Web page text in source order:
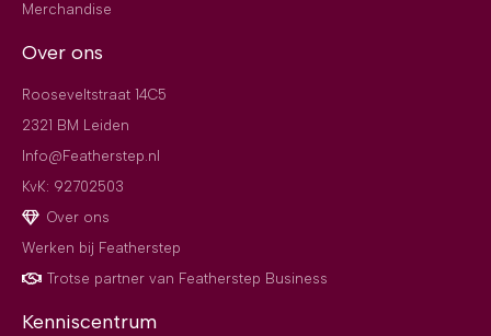
Merchandise
Over ons
Rooseveltstraat 14C5
2321 BM Leiden
Info@Featherstep.nl
KvK: 92702503
Over ons
Werken bij Featherstep
Trotse partner van Featherstep Business
Kenniscentrum